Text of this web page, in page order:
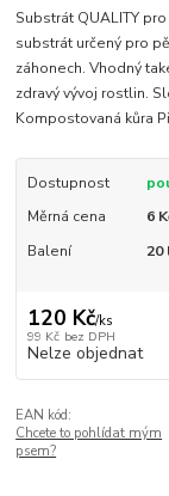
Substrát QUALITY
substrát určený pro
záhonech. Vhodný
zdravý vývoj rostlin.
Kompostovaná kůra
Dostupnost
Měrná cena
6
Balení
20
120 Kč/ks
99 Kč bez DPH
Nelze objednat
EAN kód:
Chcete to pohlídat mým
psem?